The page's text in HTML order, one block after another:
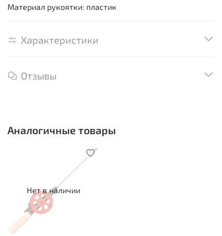
Материал рукоятки: пластик
Характеристики
Отзывы
Аналогичные товары
Нет в наличии